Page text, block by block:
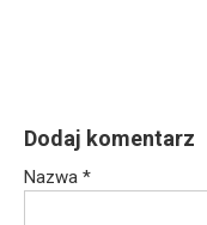
Dodaj komentarz
Nazwa *